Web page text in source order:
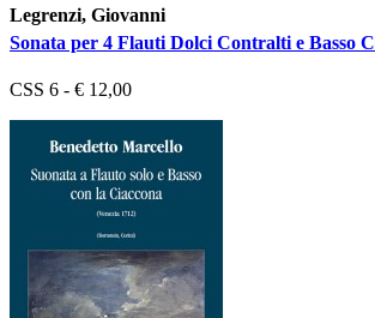
Legrenzi, Giovanni
Sonata per 4 Flauti Dolci Contralti e Basso
CSS 6 - € 12,00